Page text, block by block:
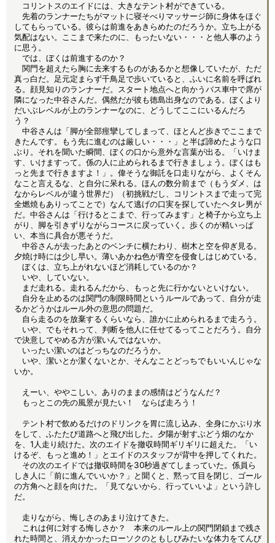
コリントスのエイドには、大きなテント村ができている。
先着のランナーたちがマットに寝そべりマッサージ師に身体をほぐ
してもらっている。彼らは前進をあきらめたのだろうか。立ち上がる
気配はない。ここまで来たのに、もったいない・・・と他人事のよう
に思う。
では、ぼくは前進するのか？
関門を超えたら胸に去来するものがあるかと想像していたが、ただ
真っ白だ。足元定まらず千鳥足で歩いていると、ふいに名前を呼ばれ
る。顔見知りのランナーだ。スタート地点へと向かうバス車中で席が
隣になった中谷さんだ。偶然だが彼も徳島出身なのである。ぼくより
だいぶレベルが上のランナーなのに、どうしてここにいるんだろ
う？
中谷さんは「脚が全部痙攣してしまって、ほとんど歩きでここまで
きたんです。もう先に進むのは厳しい・・・」と半ば諦めたような口
ぶり。それを聞いた瞬間、ぼくの口から意外な言葉が出る。「いけま
す、いけますって。係の人に止められるまで行きましょう。ぼくはも
っと先まで行きますよ！」。偉そうな御託を口走りながら、よくそん
なこと言えるな、と自分に呆れる。ほんの数分前まで（もうダメ、は
なからレベルが違う世界だ）（初挑戦だし、コリントスまで走って完
全燃焼もありってことで）なんて逃げの口実を探していたヘタレ男が
だ。中谷さんは「行けるとこまで、行ってみます」と椅子から立ち上
がり、脚を引きずりながらコースに戻っていく。歩くのが精いっぱ
い、本当に具合が悪そうだ。
中谷さんが去ったあとのベンチに横たわり、樹木と空を仰ぎ見る。
夕焼け時には少し早い。薄いあかね色が青空を侵食しはじめている。
ぼくは、立ち上がれないほど消耗しているのか？
いや、していない。
まだ走れる。走れるんだから、もっと先に行かないといけない。
自分を止めるのは関門の制限時間というルールであって、自分が走
るかどうかはルール外の意思の問題だ。
自ら走るのを放棄するくらいなら、誰かに止められるまで走ろう。
いや、でもそれって、判断を他人に任せてるってことだろう。自分
で決意してやめる方が潔いんではないか。
いったい潔いのはどっちなのだろうか。
いや、潔いとか潔くないとか、そんなことどっちでもいいんじゃな
いか。
えーい、ややこしい。ありのままの感情はどうなんだ？
もっとこの先の風景が見たい！ ならば走ろう！
テント村で飲めるだけのドリンクを胃に流し込み、全身にかぶり水
をして、ふたたび道路へと飛び出した。夕陽が射すぶどう畑のなか
を、1人走り続けた。次のエイドを撤収時間ギリギリに超えた。「い
けるぞ、もっと進め！」とエイドのスタッフが背中を押してくれた。
その次のエイドでは撤収時間を30秒過ぎてしまっていた。係員ら
しき人に「前に進んでいいか？」と聞くと、黙って目を閉じ、ゴール
の方角へと顔を向けた。「見てないから、行っていいよ」という許し
だ。
走りながら、悔しさのあまり泣けてきた。
これは何に対する悔しさか？ 本来のルール上の関門閉鎖まで残さ
れた時間と、消えかかったローソクのともしびみたいな体力をてんび